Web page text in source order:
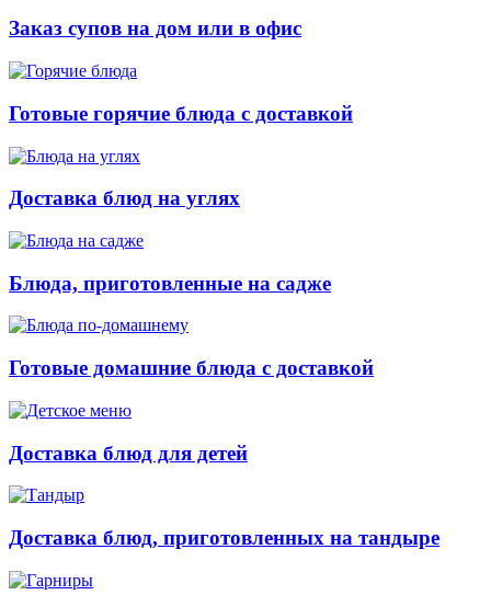
Заказ супов на дом или в офис
Готовые горячие блюда с доставкой
Доставка блюд на углях
Блюда, приготовленные на садже
Готовые домашние блюда с доставкой
Доставка блюд для детей
Доставка блюд, приготовленных на тандыре